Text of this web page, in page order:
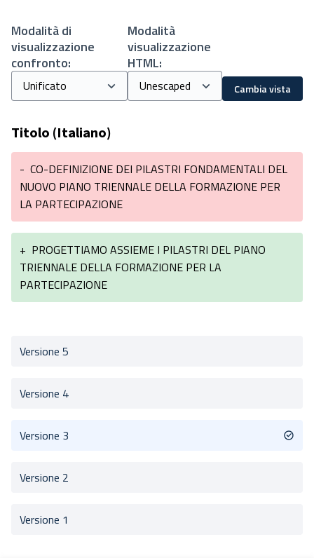
Modalità di
visualizzazione
confronto:
Modalità
visualizzazione
HTML:
Cambia vista
Titolo (Italiano)
- CO-DEFINIZIONE DEI PILASTRI FONDAMENTALI DEL
NUOVO PIANO TRIENNALE DELLA FORMAZIONE PER
LA PARTECIPAZIONE
+ PROGETTIAMO ASSIEME I PILASTRI DEL PIANO
TRIENNALE DELLA FORMAZIONE PER LA
PARTECIPAZIONE
Versione 5
Versione 4
Versione 3
Versione 2
Versione 1